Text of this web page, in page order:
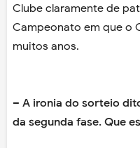
Clube claramente de
Campeonato em que o
muitos anos.
– A ironia do sorteio
da segunda fase. Que